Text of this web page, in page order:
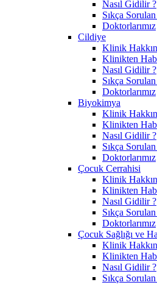
Nasıl Gidilir ?
Sıkça
Doktorlarımız
Cildiye
Klinik
Klinikten
Nasıl Gidilir ?
Sıkça
Doktorlarımız
Biyokimya
Klinik
Klinikten
Nasıl Gidilir ?
Sıkça
Doktorlarımız
Çocuk Cerrahisi
Klinik
Klinikten
Nasıl Gidilir ?
Sıkça
Doktorlarımız
Çocuk Sağlığı ve
Klinik
Klinikten
Nasıl Gidilir ?
Sıkça